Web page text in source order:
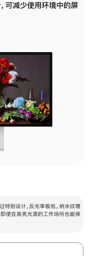
可减少使用环境中的屏
特别设计，反光率极低。纳米纹理
使在高亮光源的工作场所也能保